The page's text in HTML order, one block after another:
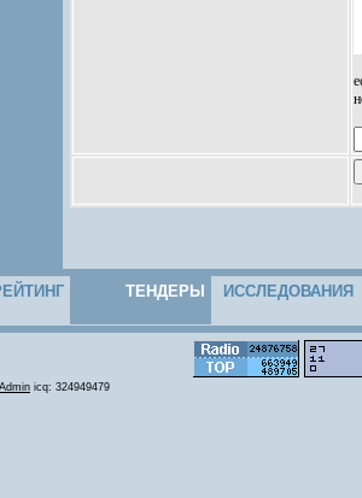
ТЕНДЕРЫ ИССЛЕДОВАНИЯ
Admin icq: 324949479